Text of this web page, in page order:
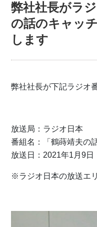
弊社社長がラ
の話のキャッ
します
弊社社長が下記ラジオ
放送局：ラジオ日本
番組名：「鶴蒔靖夫の
放送日：2021年1月9
※ラジオ日本の放送エ